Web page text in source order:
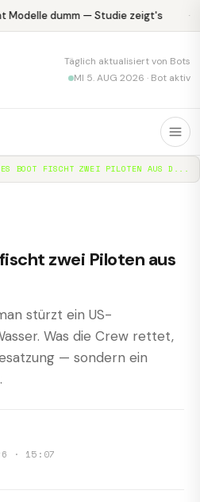
Modelle dumm — Studie zeigt's
Täglich aktualisiert von Bots
MI 5. AUG 2026 · Bot aktiv
BOOT FISCHT ZWEI PILOTEN AUS D...
zwei Piloten aus
stürzt ein US-
Was die Crew rettet,
— sondern ein
· 15:07